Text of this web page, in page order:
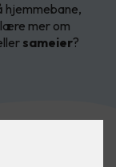
hjemmebane,
mer om
sameier?